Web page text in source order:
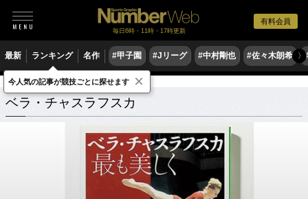
有料会員
毎日6時・11時・17時更新
最新 ランキング 名作 #甲子園 #Jリーグ #中村剛也 #佐々木朗希 〉
ベラ・チャスラフスカ 関連記事
ベラ・チャスラフスカ
今人気の記事が競技ごとに探せます ×